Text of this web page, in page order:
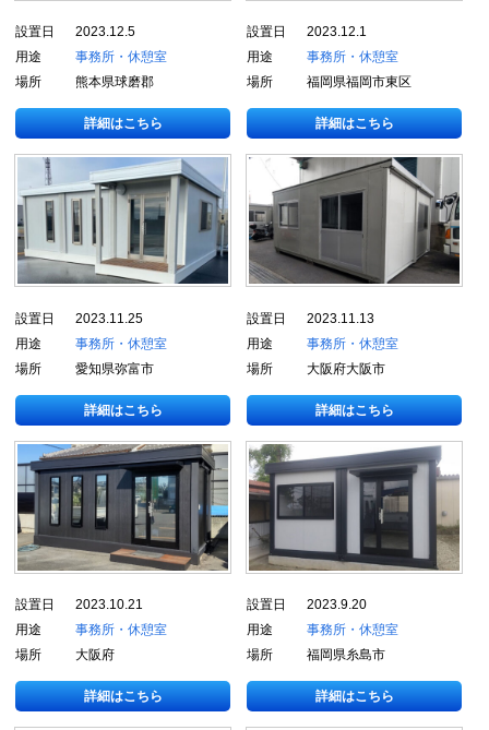
設置日
2023.12.5
用途
事務所・休憩室
場所
熊本県球磨郡
詳細はこちら
設置日
2023.12.1
用途
事務所・休憩室
場所
福岡県福岡市東区
詳細はこちら
設置日
2023.11.25
用途
事務所・休憩室
場所
愛知県弥富市
詳細はこちら
設置日
2023.11.13
用途
事務所・休憩室
場所
大阪府大阪市
詳細はこちら
設置日
2023.10.21
用途
事務所・休憩室
場所
大阪府
詳細はこちら
設置日
2023.9.20
用途
事務所・休憩室
場所
福岡県糸島市
詳細はこちら